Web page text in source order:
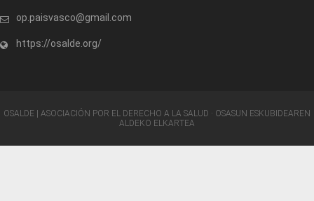
op.paisvasco@gmail.com
https://osalde.org/
OSALDE | ASOCIACIÓN POR EL DERECHO A LA SALUD · OSASUN ESKUBIDEAREN
ALDEKO ELKARTEA